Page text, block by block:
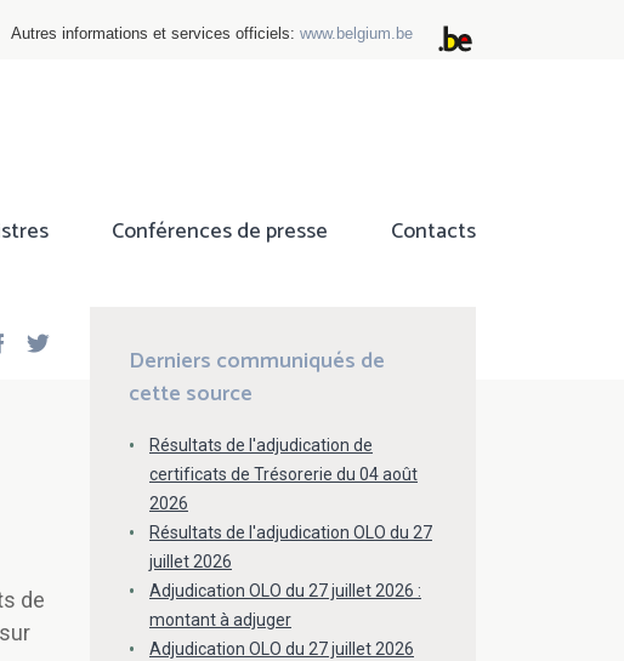
Autres informations et services officiels: www.belgium.be
Conférences de presse Contacts
Facebook
de
Derniers communiqués de
cette source
Résultats de l'adjudication de
certificats de Trésorerie du 04 août
2026
Résultats de l'adjudication OLO du 27
juillet 2026
Adjudication OLO du 27 juillet 2026 :
montant à adjuger
Adjudication OLO du 27 juillet 2026